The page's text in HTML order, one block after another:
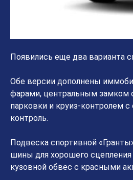
Появились еще два варианта
Обе версии дополнены
фарами, центральным замком
парковки и круиз-контролем
контроль.
Подвеска спортивной
шины для хорошего
кузовной обвес с красными